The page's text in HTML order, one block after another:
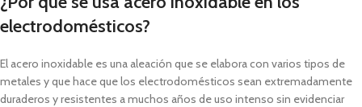
electrodomésticos?
El acero inoxidable es una aleación que se elabora con varios tipos de
metales y que hace que los electrodomésticos sean extremadamente
duraderos y resistentes a muchos años de uso intenso sin evidenciar